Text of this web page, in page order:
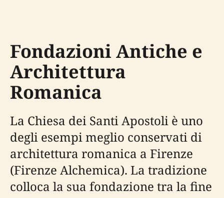
Fondazioni Antiche e
Architettura
Romanica
La Chiesa dei Santi Apostoli è uno
degli esempi meglio conservati di
architettura romanica a Firenze
(Firenze Alchemica). La tradizione
colloca la sua fondazione tra la fine